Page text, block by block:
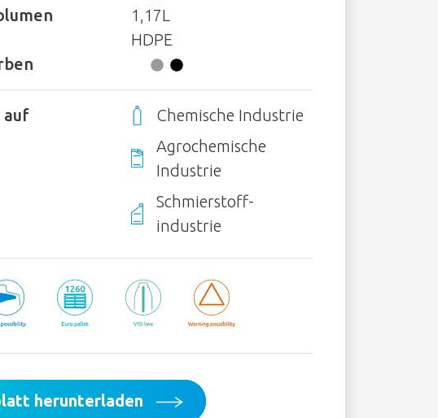
1,17L
HDPE
auf
Chemische Industrie
Agrochemische
Industrie
Schmierstoff­
industrie
herunterladen